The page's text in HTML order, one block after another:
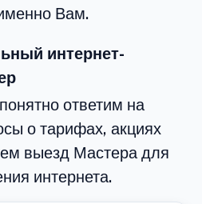
Вам.
интернет-
ответим на
о тарифах, акциях
выезд Мастера для
интернета.